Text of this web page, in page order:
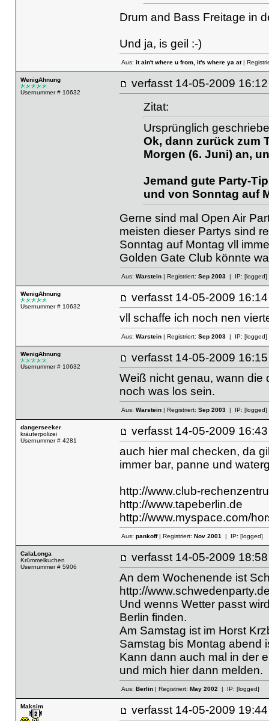
Drum and Bass Freitage in
Und ja, is geil :-)
Aus: it ain't where u from, it's where ya at|
WenigAhnung
Usernummer # 10632
verfasst 14-05-2009
Zitat:
Ursprünglich
Ok, dann zurück zum
Morgen (6. Juni) an,
Jemand gute Party-
und von Sonntag auf
Gerne sind mal Open Air
meisten dieser Partys sind
Sonntag auf Montag vll
Golden Gate Club könnte
Aus: Warstein| Registriert: Sep 2003| IP: [logged]
WenigAhnung
Usernummer # 10632
verfasst 14-05-2009
vll schaffe ich noch nen
Aus: Warstein| Registriert: Sep 2003| IP: [logged]
WenigAhnung
Usernummer # 10632
verfasst 14-05-2009
Weiß nicht genau, wann die
noch was los sein.
Aus: Warstein| Registriert: Sep 2003| IP: [logged]
dangerseeker
kräuterpolizei
Usernummer # 4281
verfasst 14-05-2009
auch hier mal checken, da
immer bar, panne und
http://www.club-
http://www.tapeberlin.de
http://www.myspace.com/
Aus: pankoff| Registriert: Nov 2001| IP: [logged]
CalaLonga
Krümmelkuchen
Usernummer # 5906
verfasst 14-05-2009
An dem Wochenende ist
http://
Und wenns Wetter passt
Berlin finden.
Am Samstag ist im Horst
Samstag bis Montag abend
Kann dann auch mal in der
und mich hier dann melden.
Aus: Berlin| Registriert: May 2002| IP: [logged]
Maksim verfasst 14-05-2009